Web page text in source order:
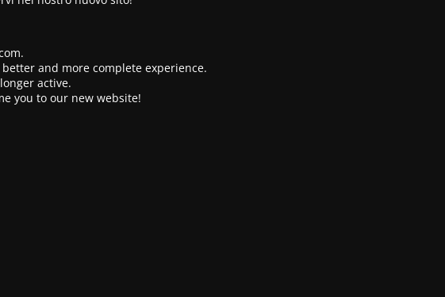
and more complete experience.
active.
you to our new website!